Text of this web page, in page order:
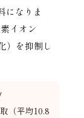
になりま
イオン
）を抑制し
（平均10.8